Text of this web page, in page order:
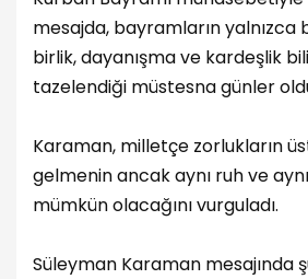
mesajda, bayramların yalnızca
birlik, dayanışma ve kardeşlik
tazelendiği müstesna günler
Karaman, milletçe zorlukların
gelmenin ancak aynı ruh ve
mümkün olacağını vurguladı.
Süleyman Karaman mesajında